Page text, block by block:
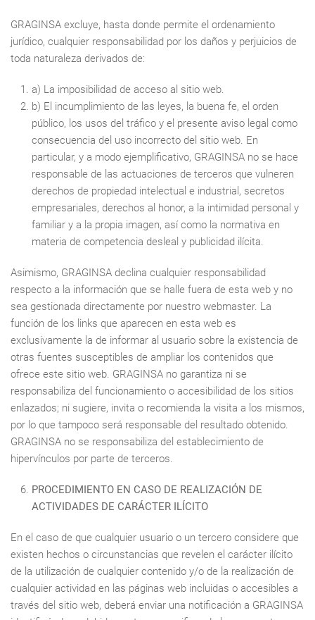
GRAGINSA excluye, hasta donde permite el ordenamiento
jurídico, cualquier responsabilidad por los daños y perjuicios de
toda naturaleza derivados de:
a) La imposibilidad de acceso al sitio web.
b) El incumplimiento de las leyes, la buena fe, el orden
público, los usos del tráfico y el presente aviso legal como
consecuencia del uso incorrecto del sitio web. En
particular, y a modo ejemplificativo, GRAGINSA no se hace
responsable de las actuaciones de terceros que vulneren
derechos de propiedad intelectual e industrial, secretos
empresariales, derechos al honor, a la intimidad personal y
familiar y a la propia imagen, así como la normativa en
materia de competencia desleal y publicidad ilícita.
Asimismo, GRAGINSA declina cualquier responsabilidad
respecto a la información que se halle fuera de esta web y no
sea gestionada directamente por nuestro webmaster. La
función de los links que aparecen en esta web es
exclusivamente la de informar al usuario sobre la existencia de
otras fuentes susceptibles de ampliar los contenidos que
ofrece este sitio web. GRAGINSA no garantiza ni se
responsabiliza del funcionamiento o accesibilidad de los sitios
enlazados; ni sugiere, invita o recomienda la visita a los mismos,
por lo que tampoco será responsable del resultado obtenido.
GRAGINSA no se responsabiliza del establecimiento de
hipervínculos por parte de terceros.
PROCEDIMIENTO EN CASO DE REALIZACIÓN DE
ACTIVIDADES DE CARÁCTER ILÍCITO
En el caso de que cualquier usuario o un tercero considere que
existen hechos o circunstancias que revelen el carácter ilícito
de la utilización de cualquier contenido y/o de la realización de
cualquier actividad en las páginas web incluidas o accesibles a
través del sitio web, deberá enviar una notificación a GRAGINSA